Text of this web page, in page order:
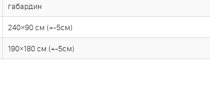
габардин
240×90 см (+-5см)
190×180 см (+-5см)